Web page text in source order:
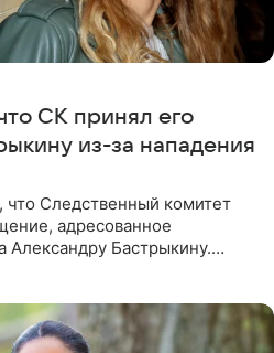
СК принял его
из-за нападения
Следственный комитет
адресованное
Александру Бастрыкину.